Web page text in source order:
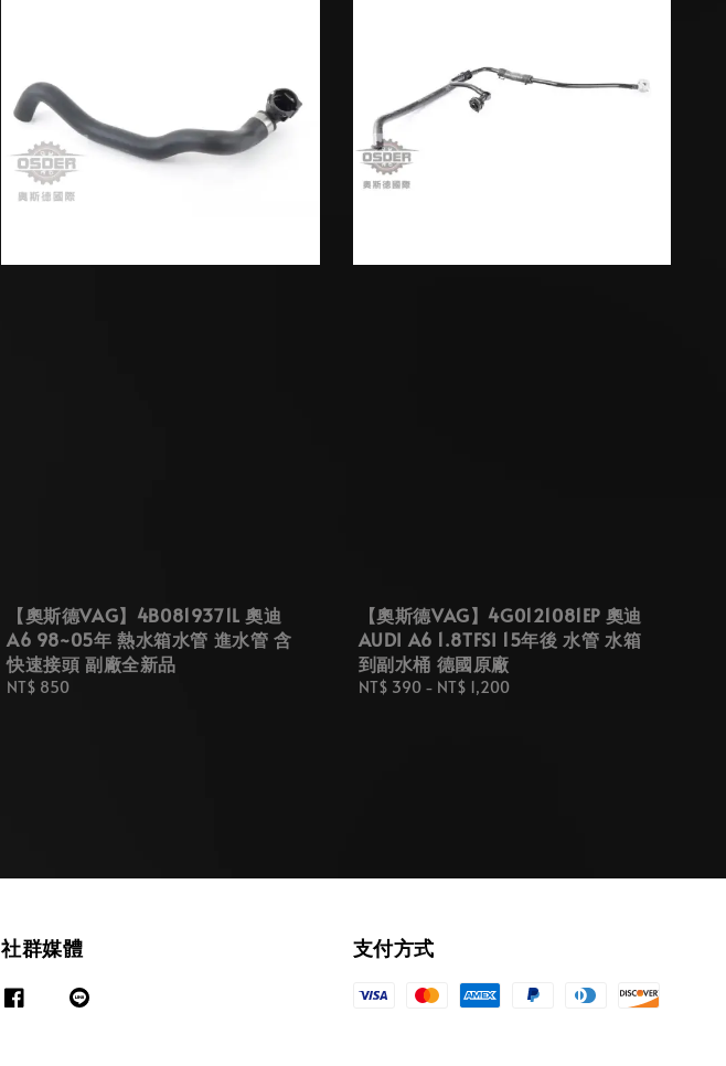
【奧斯德VAG】4B0819371L 奧迪
A6 98~05年 熱水箱水管 進水管 含
快速接頭 副廠全新品
Regular
NT$ 850
【奧斯德VAG】4G0121081EP 奧迪
AUDI A6 1.8TFSI 15年後 水管 水箱
到副水桶 德國原廠
Regular
NT$ 390- NT$ 1,200
社群媒體 支付方式